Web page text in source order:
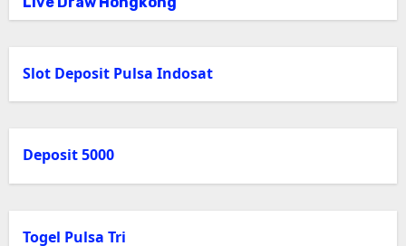
Slot Deposit Pulsa Indosat
Deposit 5000
Togel Pulsa Tri